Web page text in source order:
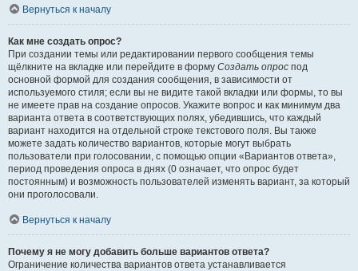
Вернуться к началу
Как мне создать опрос?
При создании темы или редактировании первого сообщения темы
щёлкните на вкладке или перейдите в форму Создать опрос под
основной формой для создания сообщения, в зависимости от
используемого стиля; если вы не видите такой вкладки или формы, то вы
не имеете прав на создание опросов. Укажите вопрос и как минимум два
варианта ответа в соответствующих полях, убедившись, что каждый
вариант находится на отдельной строке текстового поля. Вы также
можете задать количество вариантов, которые могут выбрать
пользователи при голосовании, с помощью опции «Вариантов ответа»,
период проведения опроса в днях (0 означает, что опрос будет
постоянным) и возможность пользователей изменять вариант, за который
они проголосовали.
Вернуться к началу
Почему я не могу добавить больше вариантов ответа?
Ограничение количества вариантов ответа устанавливается